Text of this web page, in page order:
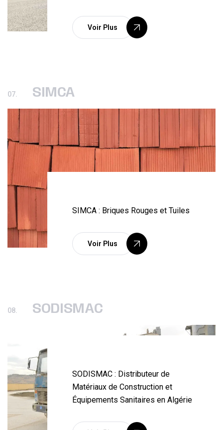
07. SIMCA
08. SODISMAC
Voir Plus
SIMCA : Briques Rouges et Tuiles
Voir Plus
SODISMAC : Distributeur de
Matériaux de Construction et
Équipements Sanitaires en Algérie